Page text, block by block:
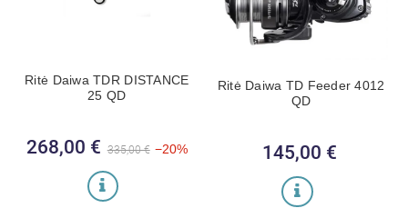
Ritė Daiwa TDR DISTANCE
25 QD
Bazinė kaina
335,00 € −20%
Kaina
268,00 €
Ritė Daiwa TD Feeder 4012
QD
Kaina
145,00 €